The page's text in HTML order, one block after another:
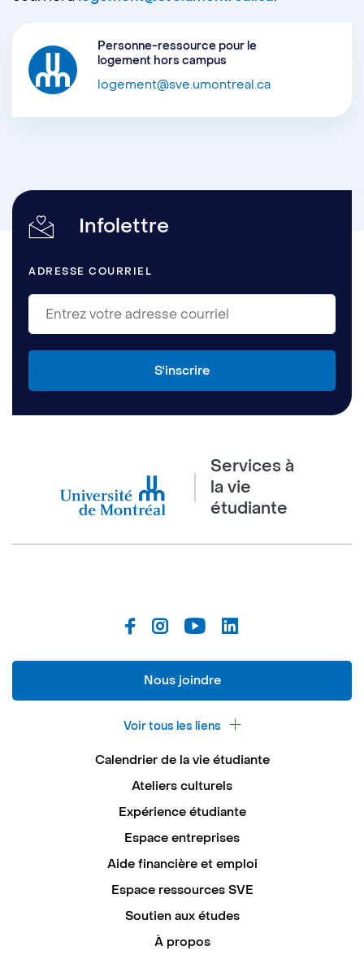
Personne-ressource pour le
logement hors campus
logement@sve.umontreal.ca
Infolettre
ADRESSE COURRIEL
Services à
la vie
étudiante
Nous joindre
Voir tous les liens
Calendrier de la vie étudiante
Ateliers culturels
Expérience étudiante
Espace entreprises
Aide financière et emploi
Espace ressources SVE
Soutien aux études
À propos